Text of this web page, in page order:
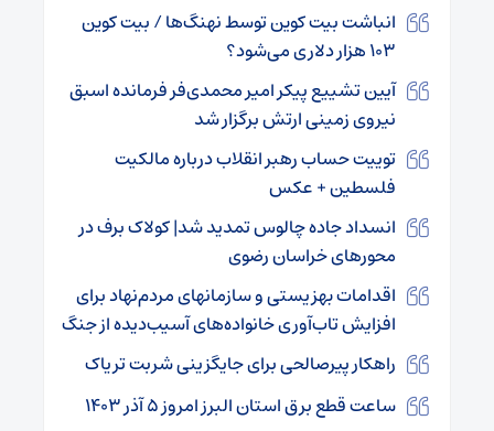
انباشت بیت کوین توسط نهنگ‌ها / بیت کوین
۱۰۳ هزار دلاری می‌شود؟
آیین تشییع پیکر امیر محمدی‌فر فرمانده اسبق
نیروی زمینی ارتش برگزار شد
توییت حساب رهبر انقلاب درباره مالکیت
فلسطین + عکس
انسداد جاده چالوس تمدید شد| کولاک برف در
محورهای خراسان رضوی
اقدامات بهزیستی و سازمانهای مردم‌نهاد برای
افزایش تاب‌آوری خانواده‌های آسیب‌دیده از جنگ
راهکار پیرصالحی برای جایگزینی شربت تریاک
ساعت قطع برق استان البرز امروز ۵ آذر ۱۴۰۳